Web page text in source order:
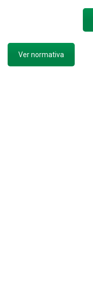
Ver normativa